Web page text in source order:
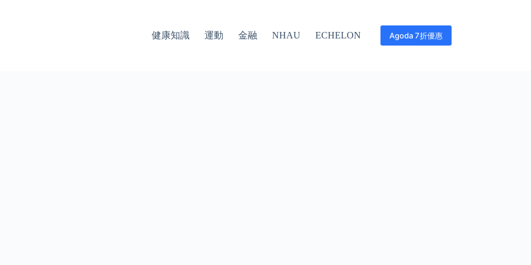
健康知識 運動 金融 NHAU ECHELON Agoda 7折優惠